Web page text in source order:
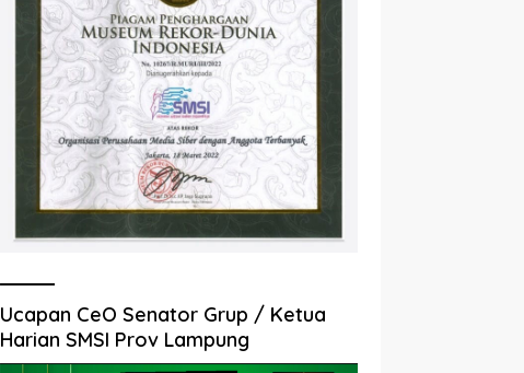
Ucapan CeO Senator Grup / Ketua
Harian SMSI Prov Lampung